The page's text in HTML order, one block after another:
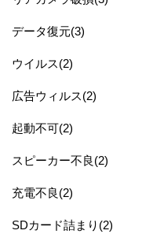
データ復元(3)
ウイルス(2)
広告ウィルス(2)
起動不可(2)
スピーカー不良(2)
充電不良(2)
SDカード詰まり(2)